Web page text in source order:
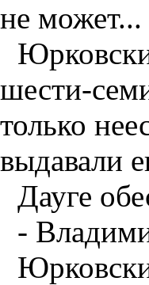
не
шести-
только
выдавали
Дауге
-